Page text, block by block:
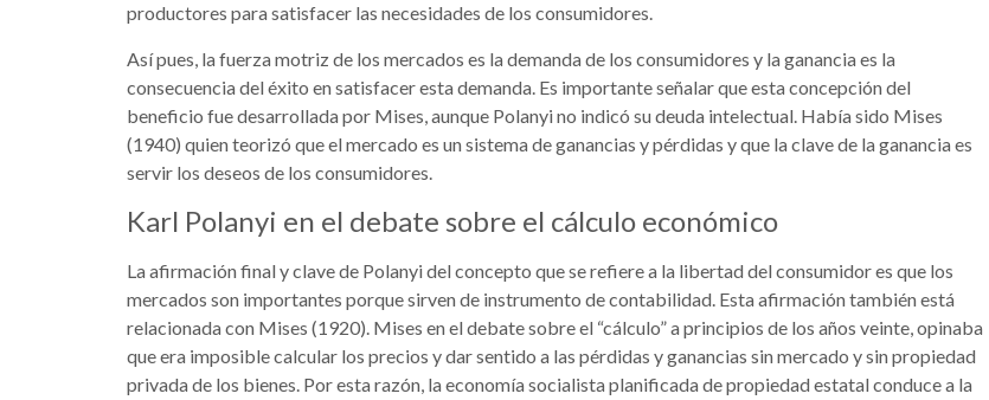
productores para satisfacer las necesidades de los consumidores.
Así pues, la fuerza motriz de los mercados es la demanda de los consumidores y la ganancia es la
consecuencia del éxito en satisfacer esta demanda. Es importante señalar que esta concepción del
beneficio fue desarrollada por Mises, aunque Polanyi no indicó su deuda intelectual. Había sido Mises
(1940) quien teorizó que el mercado es un sistema de ganancias y pérdidas y que la clave de la ganancia es
servir los deseos de los consumidores.
Karl Polanyi en el debate sobre el cálculo económico
La afirmación final y clave de Polanyi del concepto que se refiere a la libertad del consumidor es que los
mercados son importantes porque sirven de instrumento de contabilidad. Esta afirmación también está
relacionada con Mises (1920). Mises en el debate sobre el “cálculo” a principios de los años veinte, opinaba
que era imposible calcular los precios y dar sentido a las pérdidas y ganancias sin mercado y sin propiedad
privada de los bienes. Por esta razón, la economía socialista planificada de propiedad estatal conduce a la